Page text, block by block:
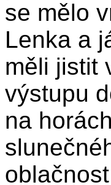
se mělo
Lenka a
měli jistit
výstupu
na